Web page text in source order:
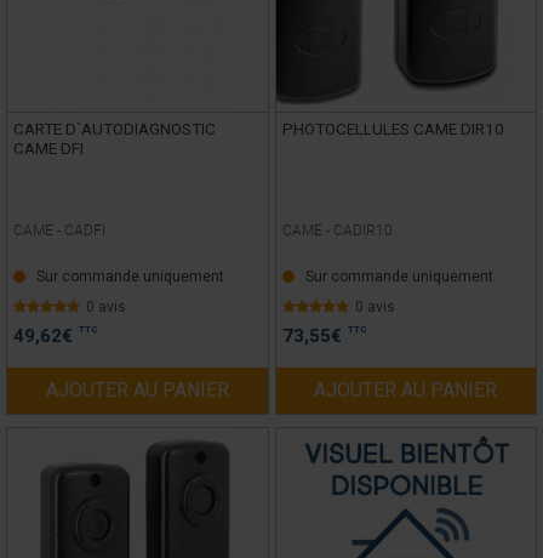
CARTE D´AUTODIAGNOSTIC
CAME DFI
CAME - CADFI
Sur commande uniquement
0 avis
49,62€ TTC
AJOUTER AU PANIER
PHOTOCELLULES CAME DIR10
CAME - CADIR10
Sur commande uniquement
0 avis
73,55€ TTC
AJOUTER AU PANIER